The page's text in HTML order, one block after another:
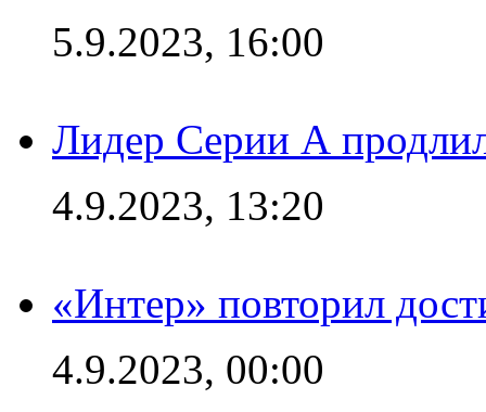
5.9.2023, 16:00
Лидер Серии А
4.9.2023, 13:20
«Интер» повторил
4.9.2023, 00:00